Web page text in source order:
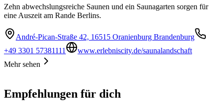
Zehn abwechslungsreiche Saunen und ein Saunagarten sorgen für
eine Auszeit am Rande Berlins.
André-Pican-Straße 42, 16515 Oranienburg Brandenburg
+49 3301 57381111
www.erlebniscity.de/saunalandschaft
Mehr sehen
Empfehlungen für dich